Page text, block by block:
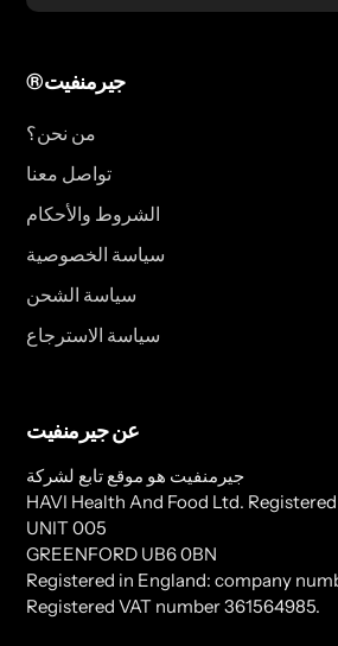
®جيرمنفيت
من نحن؟
تواصل معنا
الشروط والأحكام
سياسة الخصوصية
سياسة الشحن
سياسة الاسترجاع
عن جيرمنفيت
جيرمنفيت هو موقع تابع لشركة
HAVI Health And Food Ltd.
UNIT 005
GREENFORD UB6 0BN
Registered in England: company
Registered VAT number 361564985.